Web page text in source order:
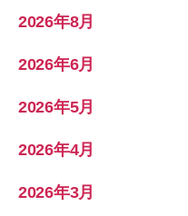
2026年8月
2026年6月
2026年5月
2026年4月
2026年3月